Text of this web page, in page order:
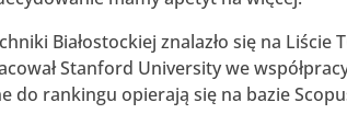
Białostockiej znalazło się na Liście
Stanford University we
do rankingu opierają się na bazie